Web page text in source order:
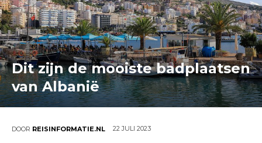
Dit zijn de mooiste badplaatsen
van Albanië
DOOR REISINFORMATIE.NL 22 JULI 2023